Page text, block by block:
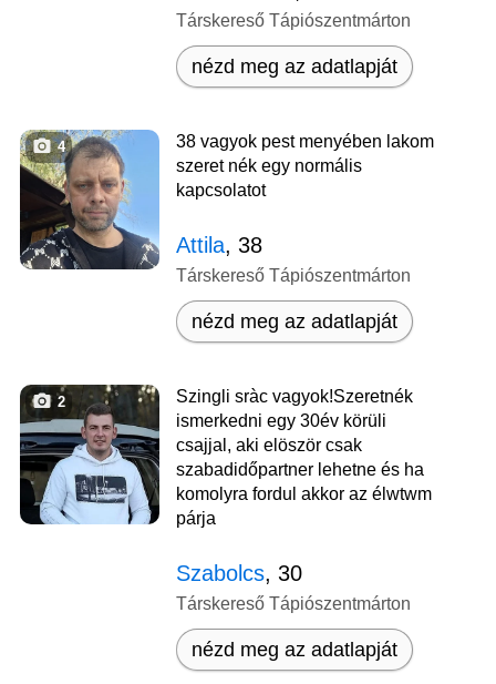
Társkereső Tápiószentmárton
nézd meg az adatlapját
4
38 vagyok pest menyében lakom
szeret nék egy normális
kapcsolatot
Attila, 38
Társkereső Tápiószentmárton
nézd meg az adatlapját
2
Szingli sràc vagyok!Szeretnék
ismerkedni egy 30év körüli
csajjal, aki elöször csak
szabadidőpartner lehetne és ha
komolyra fordul akkor az élwtwm
párja
Szabolcs, 30
Társkereső Tápiószentmárton
nézd meg az adatlapját